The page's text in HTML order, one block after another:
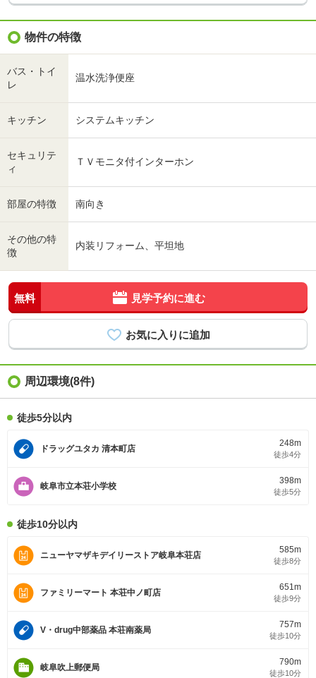
物件の特徴
バス・トイ
レ
温水洗浄便座
キッチン システムキッチン
セキュリテ
ィ
ＴＶモニタ付インターホン
部屋の特徴 南向き
その他の特
徴
内装リフォーム、平坦地
無料 見学予約に進む
周辺環境(8件)
徒歩5分以内
ドラッグユタカ 清本町店
248m
徒歩4分
岐阜市立本荘小学校
398m
徒歩5分
徒歩10分以内
ニューヤマザキデイリーストア岐阜本荘店
585m
徒歩8分
ファミリーマート 本荘中ノ町店
651m
徒歩9分
V・drug中部薬品 本荘南薬局
757m
徒歩10分
岐阜吹上郵便局
790m
徒歩10分